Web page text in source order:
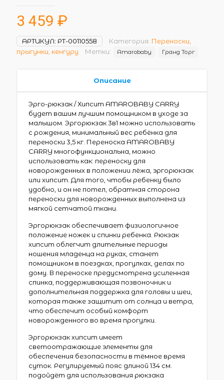
3 459 ₽
АРТИКУЛ: РТ-00110558 Категория: Переноски,
прыгунки, кенгуру
Метки: Amarobaby Гранд Торг
Описание
Эрго-рюкзак / Хипсит AMAROBABY CARRY
будет вашим лучшим помощником в уходе за
малышом. Эргорюкзак 3в1 можно использовать
с рождения, минимальный вес ребёнка для
переноски 3,5 кг. Переноска AMAROBABY
CARRY многофункциональна, можно
использовать как: переноску для
новорожденных в положении лёжа, эргорюкзак
или хипсит. Для того, чтобы ребенку было
удобно, и он не потел, обратная сторона
переноски для новорожденных выполнена из
мягкой сетчатой ткани.
Эргорюкзак обеспечивает физиологичное
положение ножек и спинки ребенка. Рюкзак
хипсит облегчит длительные периоды
ношения младенца на руках, станет
помощником в поездках, прогулках, делах по
дому. В переноске предусмотрена усиленная
спинка, поддерживающая позвоночник и
дополнительная поддержка для головы и шеи,
которая также защитит от солнца и ветра,
что обеспечит особый комфорт
новорожденного во время прогулки.
Эргорюкзак хипсит имеет
светоотражающие элементы для
обеспечения безопасности в тёмное время
суток. Регулируемый пояс длиной 134 см.
подойдёт для использования рюкзака